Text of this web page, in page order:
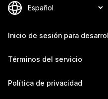
Inicio de sesión para
Términos del servicio
Política de privacidad